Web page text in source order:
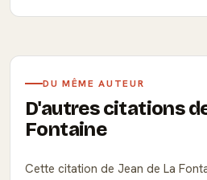
DU MÊME AUTEUR
D'autres citations
Fontaine
Cette citation de Jean de La